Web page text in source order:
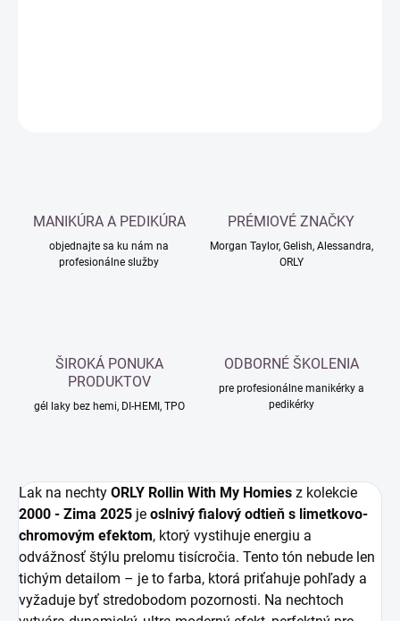
MANIKÚRA A PEDIKÚRA
objednajte sa ku nám na
profesionálne služby
PRÉMIOVÉ ZNAČKY
Morgan Taylor, Gelish, Alessandra,
ORLY
ŠIROKÁ PONUKA
PRODUKTOV
gél laky bez hemi, DI-HEMI, TPO
ODBORNÉ ŠKOLENIA
pre profesionálne manikérky a
pedikérky
Lak na nechty ORLY Rollin With My Homies z kolekcie
2000 - Zima 2025 je oslnivý fialový odtieň s limetkovo-
chromovým efektom, ktorý vystihuje energiu a
odvážnosť štýlu prelomu tisícročia. Tento tón nebude len
tichým detailom – je to farba, ktorá priťahuje pohľady a
vyžaduje byť stredobodom pozornosti. Na nechtoch